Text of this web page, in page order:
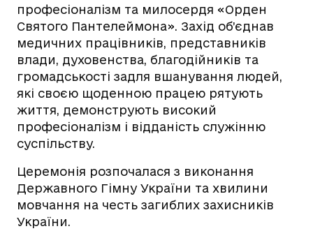
професіоналізм та милосердя «Орден
Святого Пантелеймона». Захід об’єднав
медичних працівників, представників
влади, духовенства, благодійників та
громадськості задля вшанування людей,
які своєю щоденною працею рятують
життя, демонструють високий
професіоналізм і відданість служінню
суспільству.
Церемонія розпочалася з виконання
Державного Гімну України та хвилини
мовчання на честь загиблих захисників
України.